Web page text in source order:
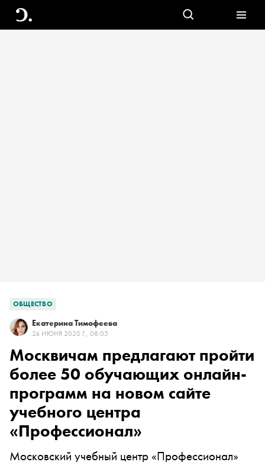
ОБЩЕСТВО
Екатерина Тимофеева
24 ИЮНЯ 2020 Г., 08:05
Москвичам предлагают пройти
более 50 обучающих онлайн-
программ на новом сайте
учебного центра
«Профессионал»
Московский учебный центр «Профессионал»